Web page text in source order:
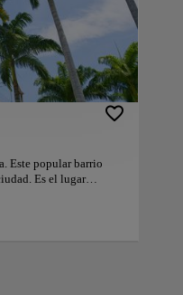
Este popular barrio
Es el lugar
Carioca fue
al centro histórico de la ciudad. Es el
platos. Lapa fue hogar de la
sitios para escuchar música en
arquitectónico de la Antigua Roma.